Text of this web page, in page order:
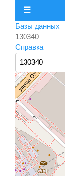
☰
Базы данных
130340
Справка